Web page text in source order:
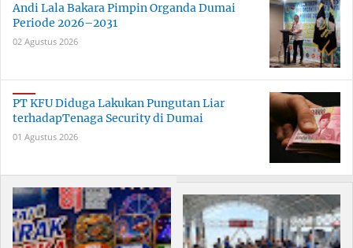
Andi Lala Bakara Pimpin Organda Dumai
Periode 2026–2031
02 Agustus 2026
PT KFU Diduga Lakukan Pungutan Liar
terhadapTenaga Security di Dumai
01 Agustus 2026